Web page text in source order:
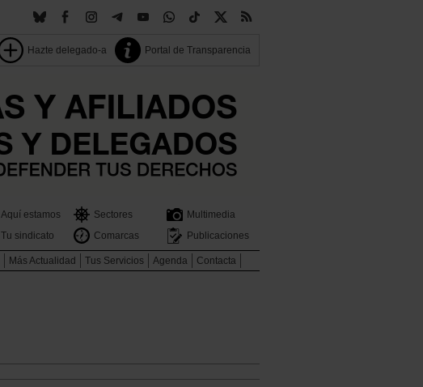
Hazte delegado-a Portal de Transparencia
Aquí estamos Sectores
Multimedia
Tu sindicato Comarcas Publicaciones
Más Actualidad Tus Servicios Agenda Contacta